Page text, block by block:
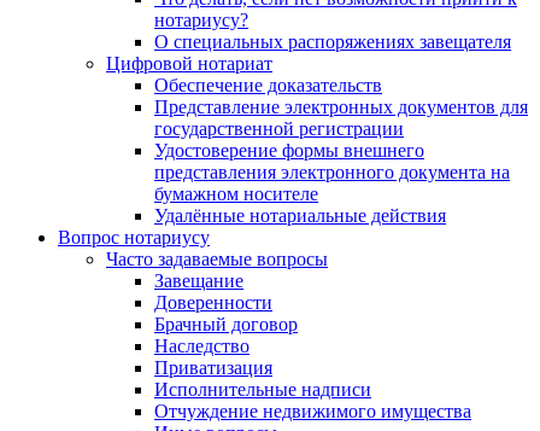
нотариусу?
О специальных распоряжениях завещателя
Цифровой нотариат
Обеспечение доказательств
Представление электронных документов для
государственной регистрации
Удостоверение формы внешнего
представления электронного документа на
бумажном носителе
Удалённые нотариальные действия
Вопрос нотариусу
Часто задаваемые вопросы
Завещание
Доверенности
Брачный договор
Наследство
Приватизация
Исполнительные надписи
Отчуждение недвижимого имущества